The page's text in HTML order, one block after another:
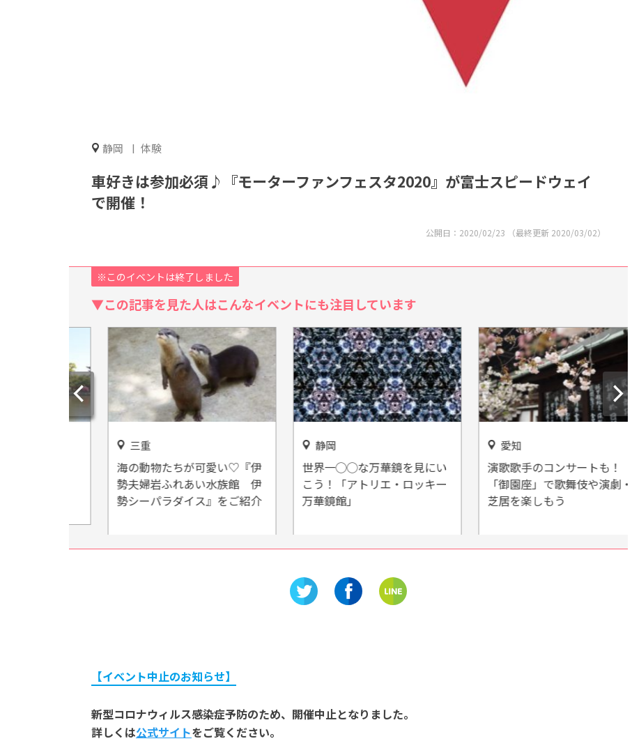
静岡 体験
車好きは参加必須♪『モーターファンフェスタ2020』が富士スピードウェイ
で開催！
公開日： 2020/02/23 （最終更新 2020/03/02）
※このイベントは終了しました
▼この記事を見た人はこんなイベントにも注目しています
三重
海の動物たちが可愛い♡『伊
勢夫婦岩ふれあい水族館 伊
勢シーパラダイス』をご紹介
静岡
世界一◯◯な万華鏡を見にい
こう！「アトリエ・ロッキー
万華鏡館」
愛知
演歌歌手のコンサートも！
「御園座」で歌舞伎や演劇・
芝居を楽しもう
【イベント中止のお知らせ】
新型コロナウィルス感染症予防のため、開催中止となりました。
詳しくは公式サイトをご覧ください。
自然の中でろくろ体験♪「陶
開催中
熊野灘臨海公園の『孫太郎オ